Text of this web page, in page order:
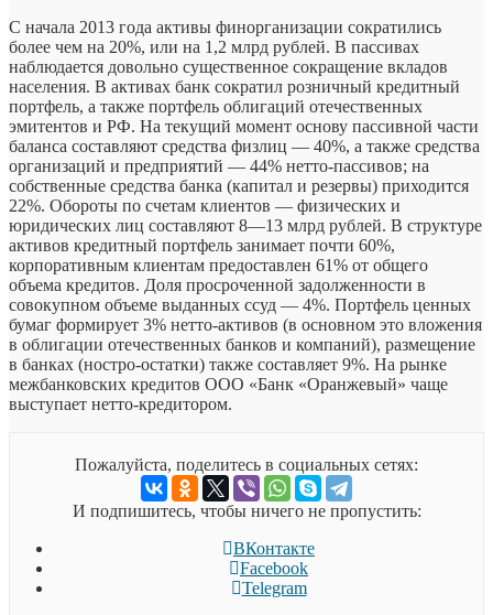
С начала 2013 года активы финорганизации сократились
более чем на 20%, или на 1,2 млрд рублей. В пассивах
наблюдается довольно существенное сокращение вкладов
населения. В активах банк сократил розничный кредитный
портфель, а также портфель облигаций отечественных
эмитентов и РФ. На текущий момент основу пассивной части
баланса составляют средства физлиц — 40%, а также средства
организаций и предприятий — 44% нетто-пассивов; на
собственные средства банка (капитал и резервы) приходится
22%. Обороты по счетам клиентов — физических и
юридических лиц составляют 8—13 млрд рублей. В структуре
активов кредитный портфель занимает почти 60%,
корпоративным клиентам предоставлен 61% от общего
объема кредитов. Доля просроченной задолженности в
совокупном объеме выданных ссуд — 4%. Портфель ценных
бумаг формирует 3% нетто-активов (в основном это вложения
в облигации отечественных банков и компаний), размещение
в банках (ностро-остатки) также составляет 9%. На рынке
межбанковских кредитов ООО «Банк «Оранжевый» чаще
выступает нетто-кредитором.
Пожалуйста, поделитесь в социальных сетях:
И подпишитесь, чтобы ничего не пропустить:
ВКонтакте
Facebook
Telegram